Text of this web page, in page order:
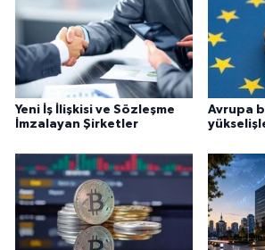
Yeni İş İlişkisi ve Sözleşme
İmzalayan Şirketler
Avrupa